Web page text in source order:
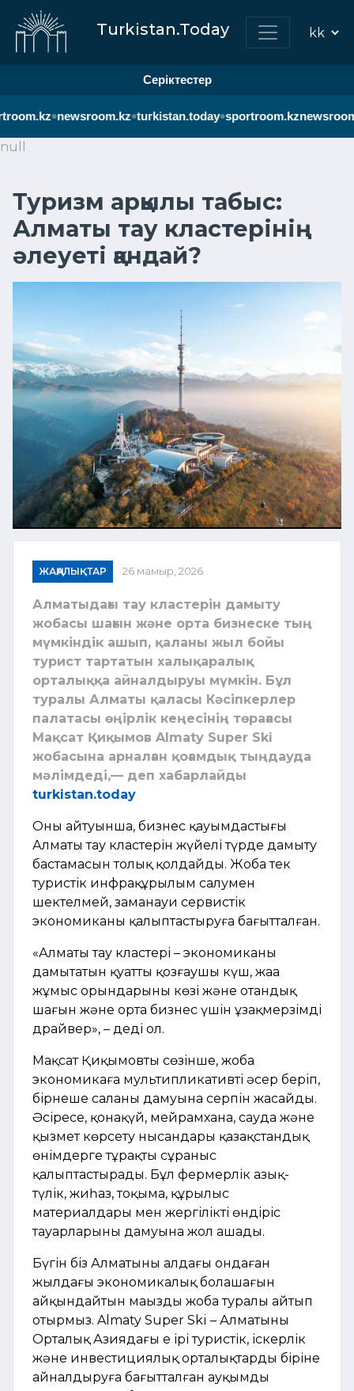
Turkistan.Today
Серіктестер
•newsroom.kz•turkistan.today•sportroom.kz
null
Туризм арқылы табыс:
Алматы тау кластерінің
әлеуеті қандай?
ЖАҢАЛЫҚТАР 26 мамыр, 2026
Алматыдағы тау кластерін дамыту
жобасы шағын және орта бизнеске тың
мүмкіндік ашып, қаланы жыл бойы
турист тартатын халықаралық
орталыққа айналдыруы мүмкін. Бұл
туралы Алматы қаласы Кәсіпкерлер
палатасы өңірлік кеңесінің төрағасы
Мақсат Қиқымов Almaty Super Ski
жобасына арналған қоғамдық тыңдауда
мәлімдеді,— деп хабарлайды
turkistan.today
Оның айтуынша, бизнес қауымдастығы
Алматы тау кластерін жүйелі түрде дамыту
бастамасын толық қолдайды. Жоба тек
туристік инфрақұрылым салумен
шектелмей, заманауи сервистік
экономиканы қалыптастыруға бағытталған.
«Алматы тау кластері – экономиканы
дамытатын қуатты қозғаушы күш, жаңа
жұмыс орындарының көзі және отандық
шағын және орта бизнес үшін ұзақмерзімді
драйвер», – деді ол.
Мақсат Қиқымовтың сөзінше, жоба
экономикаға мультипликативті әсер беріп,
бірнеше саланың дамуына серпін жасайды.
Әсіресе, қонақүй, мейрамхана, сауда және
қызмет көрсету нысандары қазақстандық
өнімдерге тұрақты сұраныс
қалыптастырады. Бұл фермерлік азық-
түлік, жиһаз, тоқыма, құрылыс
материалдары мен жергілікті өндіріс
тауарларының дамуына жол ашады.
Бүгін біз Алматының алдағы ондаған
жылдағы экономикалық болашағын
айқындайтын маңызды жоба туралы айтып
отырмыз. Almaty Super Ski – Алматыны
Орталық Азиядағы ең ірі туристік, іскерлік
және инвестициялық орталықтардың біріне
айналдыруға бағытталған ауқымды